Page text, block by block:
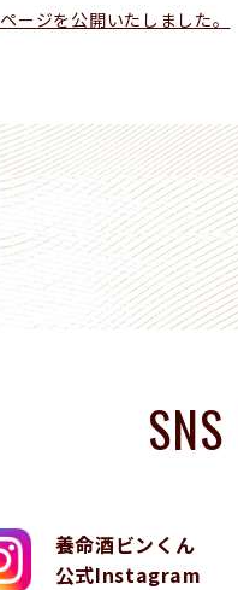
ージを公開いたしました。
SNS
養命酒ビンくん
公式Instagram